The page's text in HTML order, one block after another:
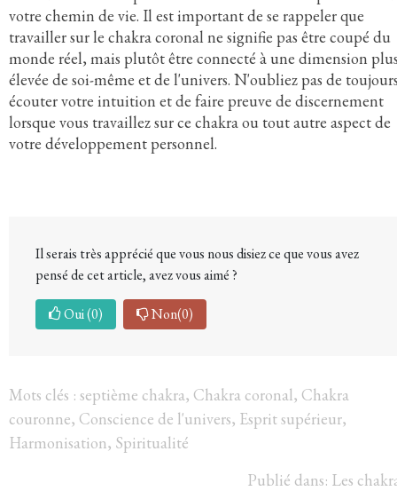
votre chemin de vie. Il est important de se rappeler que
travailler sur le chakra coronal ne signifie pas être coupé du
monde réel, mais plutôt être connecté à une dimension
élevée de soi-même et de l'univers. N'oubliez pas de
écouter votre intuition et de faire preuve de discernement
lorsque vous travaillez sur ce chakra ou tout autre aspect de
votre développement personnel.
Il serais très apprécié que vous nous disiez ce que vous avez
pensé de cet article, avez vous aimé ?
Oui(0) Non(0)
Mots clés : septième chakra, Chakra coronal, Chakra
couronne, Conscience de l'univers, Esprit supérieur,
Harmonisation, Spiritualité
Publié dans: Les